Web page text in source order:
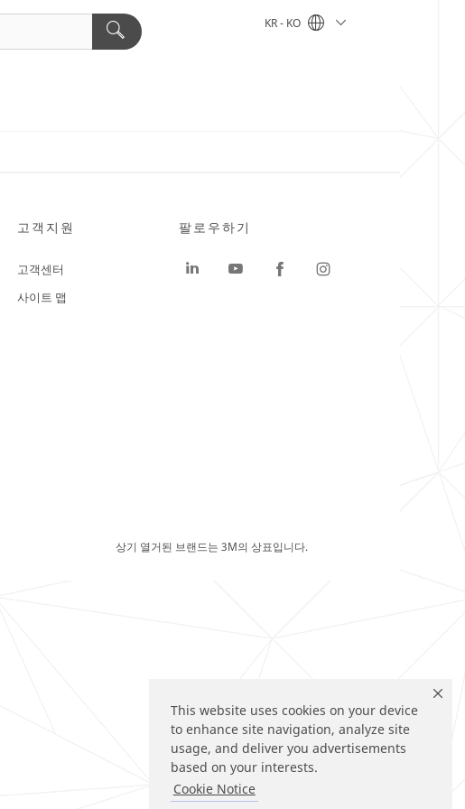
This website uses cookies on your device
to enhance site navigation, analyze site
usage, and deliver you advertisements
based on your interests.
Cookie Notice
KR - KO
고객지원
고객센터
사이트 맵
팔로우하기
상기 열거된 브랜드는 3M의 상표입니다.